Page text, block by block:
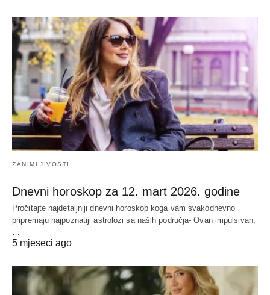
ZANIMLJIVOSTI
Dnevni horoskop za 12. mart 2026. godine
Pročitajte najdetaljniji dnevni horoskop koga vam svakodnevno
pripremaju najpoznatiji astrolozi sa naših područja- Ovan impulsivan,
…
5 mjeseci ago